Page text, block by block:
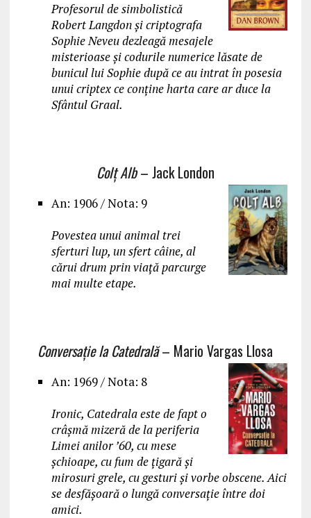
Profesorul de simbolistică
Robert Langdon și criptografa
Sophie Neveu dezleagă mesajele
misterioase și codurile numerice lăsate de
bunicul lui Sophie după ce au intrat în posesia
unui criptex ce conține harta care ar duce la
Sfântul Graal.
Colț Alb– Jack London
An: 1906 / Nota: 9
Povestea unui animal trei
sferturi lup, un sfert câine, al
cărui drum prin viață parcurge
mai multe etape.
Conversaţie la Catedrală– Mario Vargas Llosa
An: 1969 / Nota: 8
Ironic, Catedrala este de fapt o
crâşmă mizeră de la periferia
Limei anilor ’60, cu mese
şchioape, cu fum de ţigară şi
mirosuri grele, cu gesturi şi vorbe obscene. Aici
se desfășoară o lungă conversație între doi
amici.